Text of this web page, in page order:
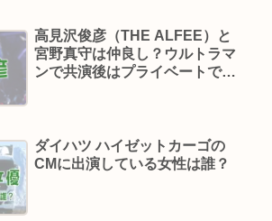
高見沢俊彦（THE ALFEE）と
宮野真守は仲良し？ウルトラマ
ンで共演後はプライベートでも
ダイハツ ハイゼットカーゴの
CMに出演している女性は誰？